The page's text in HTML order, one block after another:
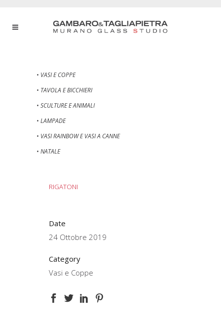
• VASI E COPPE
• TAVOLA E BICCHIERI
• SCULTURE E ANIMALI
• LAMPADE
• VASI RAINBOW E VASI A CANNE
• NATALE
RIGATONI
Date
24 Ottobre 2019
Category
Vasi e Coppe